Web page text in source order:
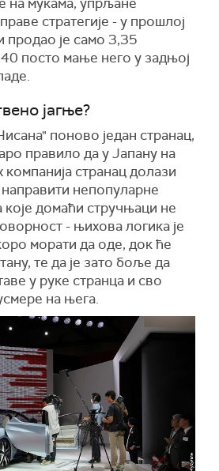
стратегије - у прошлој
продао је само 3,35
посто мање него у задњој
јагње?
поново један странац,
правило да у Јапану на
странац долази
непопуларне
које домаћи стручњаци не
- њихова логика је
морати да оде, док ће
те да је зато боље да
у руке странца и сво
на њега.